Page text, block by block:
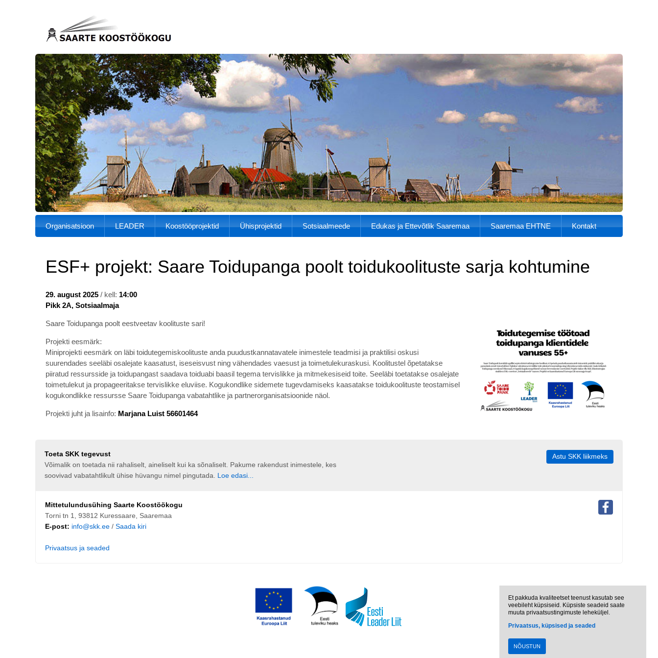
Et pakkuda kvaliteetset teenust kasutab see
veebileht küpsiseid. Küpsiste seadeid saate
muuta privaatsustingimuste leheküljel.
Privaatsus, küpsised ja seaded
NÕUSTUN
Organisatsioon LEADER Koostööprojektid Ühisprojektid Sotsiaalmeede Edukas ja Ettevõtlik Saaremaa Saaremaa EHTNE Kontakt
ESF+ projekt: Saare Toidupanga poolt toidukoolituste sarja kohtumine
29. august 2025 / kell: 14:00
Pikk 2A, Sotsiaalmaja
Saare Toidupanga poolt eestveetav koolituste sari!
Projekti eesmärk:
Miniprojekti eesmärk on läbi toidutegemiskoolituste anda puudustkannatavatele inimestele teadmisi ja praktilisi oskusi
suurendades seeläbi osalejate kaasatust, iseseisvust ning vähendades vaesust ja toimetulekuraskusi. Koolitustel õpetatakse
piiratud ressursside ja toidupangast saadava toiduabi baasil tegema tervislikke ja mitmekesiseid toite. Seeläbi toetatakse osalejate
toimetulekut ja propageeritakse tervislikke eluviise. Kogukondlike sidemete tugevdamiseks kaasatakse toidukoolituste teostamisel
kogukondlikke ressursse Saare Toidupanga vabatahtlike ja partnerorganisatsioonide näol.
Projekti juht ja lisainfo: Marjana Luist 56601464
Toeta SKK tegevust
Võimalik on toetada nii rahaliselt, aineliselt kui ka sõnaliselt. Pakume rakendust inimestele, kes
soovivad vabatahtlikult ühise hüvangu nimel pingutada. Loe edasi...
Astu SKK liikmeks
Mittetulundusühing Saarte Koostöökogu
Torni tn 1, 93812 Kuressaare, Saaremaa
E-post: info@skk.ee/ Saada kiri
Privaatsus ja seaded